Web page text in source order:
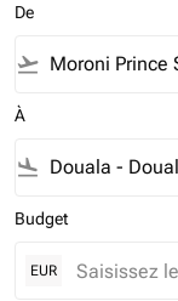
De
flight_takeoff
À
flight_land
Budget
EUR